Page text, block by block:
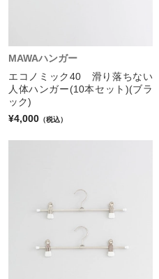
MAWAハンガー
エコノミック40 滑り落ちない
人体ハンガー(10本セット)(ブラ
ック)
¥4,000 （税込）